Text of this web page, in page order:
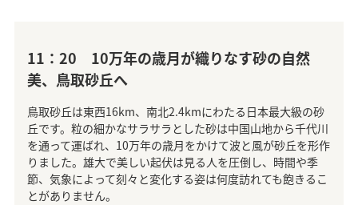
11：20 10万年の歳月が織りなす砂の自然
美、鳥取砂丘へ
鳥取砂丘は東西16km、南北2.4kmにわたる日本最大級の砂
丘です。粒の細かなサラサラとした砂は中国山地から千代川
を通って運ばれ、10万年の歳月をかけて波と風が砂丘を形作
りました。雄大で美しい起伏は見る人を圧倒し、時間や季
節、気象によって刻々と変化する姿は何度訪れても飽きるこ
とがありません。